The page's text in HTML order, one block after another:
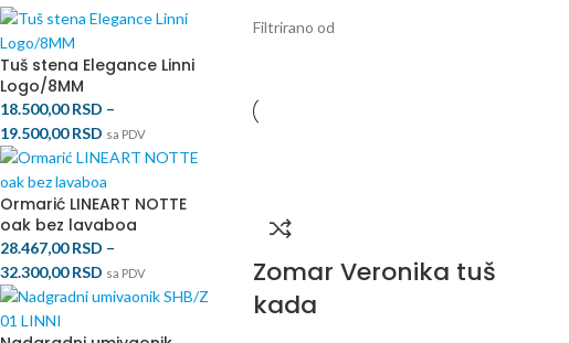
Tuš stena Elegance Linni
Logo/8MM
18.500,00RSD –
19.500,00RSD sa PDV
Ormarić LINEART NOTTE
oak bez lavaboa
28.467,00RSD –
32.300,00RSD sa PDV
Filtrirano od
Zomar Veronika tuš
kada